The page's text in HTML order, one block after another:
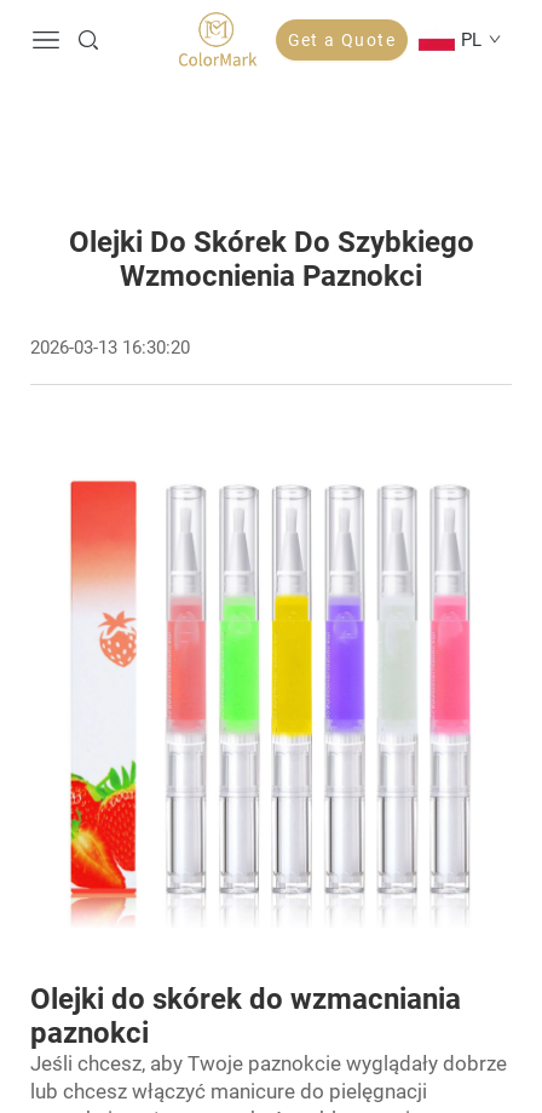
Get a Quote PL
Olejki Do Skórek Do Szybkiego
Wzmocnienia Paznokci
2026-03-13 16:30:20
Olejki do skórek do wzmacniania
paznokci
Jeśli chcesz, aby Twoje paznokcie wyglądały dobrze
lub chcesz włączyć manicure do pielęgnacji